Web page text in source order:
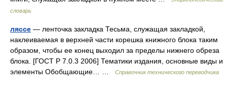
словарь
ляссе — ленточка закладка Тесьма, служащая закладкой,
наклеиваемая в верхней части корешка книжного блока таким
образом, чтобы ее конец выходил за пределы нижнего обреза
блока. [ГОСТ Р 7.0.3 2006] Тематики издания, основные виды и
элементы Обобщающие… …
Справочник технического переводчика